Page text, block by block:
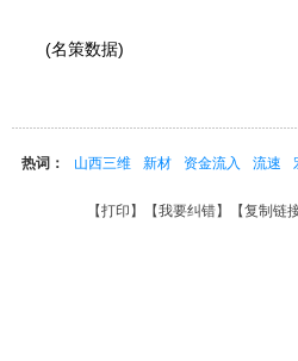
(名策数据)
热词： 山西三维 新材 资金流入 流速
【打印 】【我要纠错】【复制链